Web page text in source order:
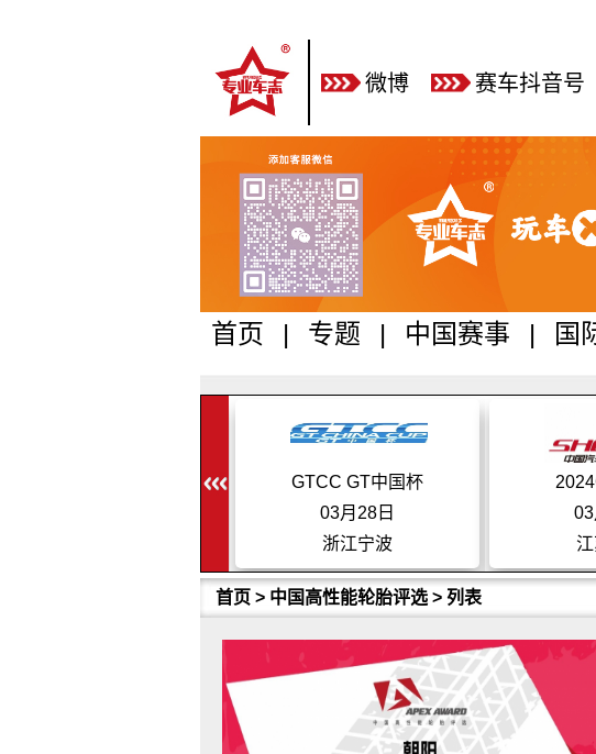
微博 赛车抖音号
首页 | 专题 | 中国赛事 | 国
GTCC GT中国杯
03月28日
浙江宁波
03
首页 > 中国高性能轮胎评选 > 列表